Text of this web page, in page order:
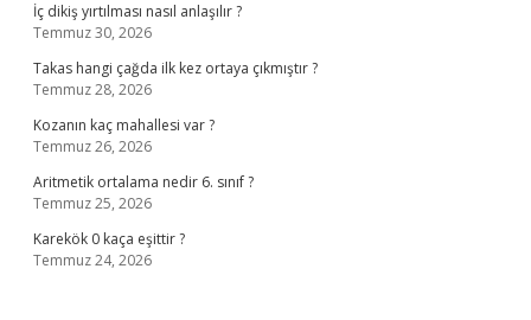
İç dikiş yırtılması nasıl anlaşılır ?
Temmuz 30, 2026
Takas hangi çağda ilk kez ortaya çıkmıştır ?
Temmuz 28, 2026
Kozanın kaç mahallesi var ?
Temmuz 26, 2026
Aritmetik ortalama nedir 6. sınıf ?
Temmuz 25, 2026
Karekök 0 kaça eşittir ?
Temmuz 24, 2026